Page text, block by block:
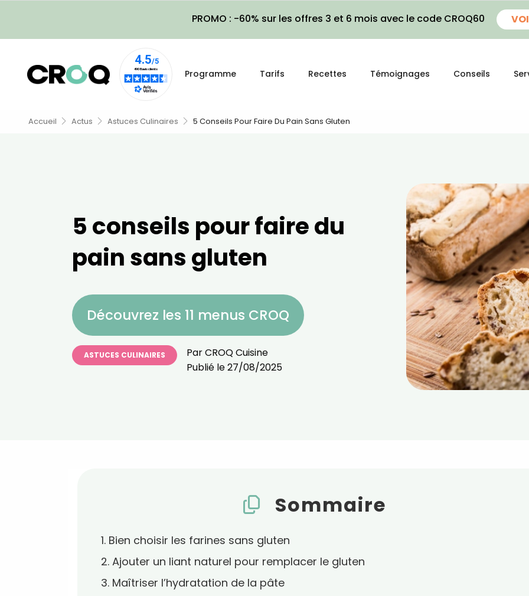
PROMO : -60% sur les offres 3 et 6 mois avec le code CROQ60
Programme Tarifs Recettes Témoignages Conseils
Accueil Actus Astuces Culinaires 5 Conseils Pour Faire Du Pain Sans Gluten
5 conseils pour faire du
pain sans gluten
Découvrez les 11 menus CROQ
ASTUCES CULINAIRES ParCROQ Cuisine
Publié le27/08/2025
Sommaire
1. Bien choisir les farines sans gluten
2. Ajouter un liant naturel pour remplacer le gluten
3. Maîtriser l’hydratation de la pâte